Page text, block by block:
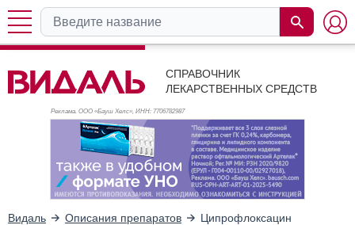
СПРАВОЧНИК
ЛЕКАРСТВЕННЫХ СРЕДСТВ
Реклама. ООО «Бауш Хелс», ИНН: 7706782987
Видаль Описания препаратов Ципрофлоксацин